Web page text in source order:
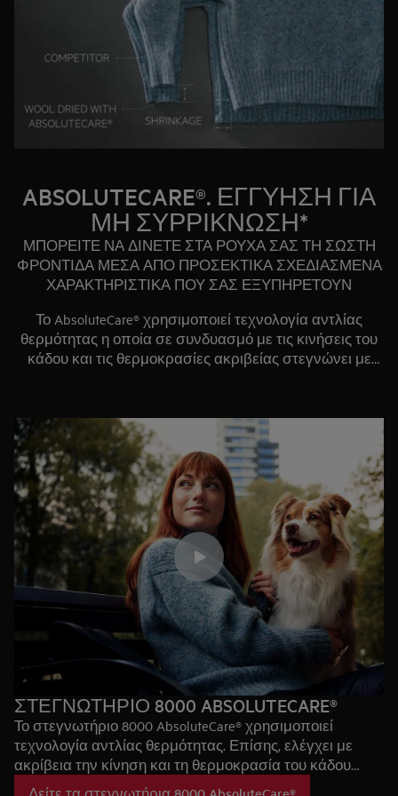
Testmaterialien AG το 2021 (Αρ. αναφοράς δοκιμής
ABSOLUTECARE®. ΕΓΓΥΗΣΗ ΓΙΑ
ΜΗ ΣΥΡΡΙΚΝΩΣΗ*
ΜΠΟΡΕΙΤΕ ΝΑ ΔΙΝΕΤΕ ΣΤΑ ΡΟΥΧΑ ΣΑΣ ΤΗ ΣΩΣΤΗ
ΦΡΟΝΤΙΔΑ ΜΕΣΑ ΑΠΟ ΠΡΟΣΕΚΤΙΚΑ ΣΧΕΔΙΑΣΜΕΝΑ
ΧΑΡΑΚΤΗΡΙΣΤΙΚΑ ΠΟΥ ΣΑΣ ΕΞΥΠΗΡΕΤΟΥΝ
Το AbsoluteCare® χρησιμοποιεί τεχνολογία αντλίας
θερμότητας η οποία σε συνδυασμό με τις κινήσεις του
κάδου και τις θερμοκρασίες ακριβείας στεγνώνει με
μάλλινα και τα μεταξωτά δεν χάνουν το σχήμα τους.
Αποκαθιστά την αδιαβροχότητα στα ρούχα outdoor και
φέρει την πιστοποίηση Woolmark Blue.
ΣΤΕΓΝΩΤΗΡΙΟ 8000 ABSOLUTECARE®
Το στεγνωτήριο 8000 AbsoluteCare® χρησιμοποιεί
τεχνολογία αντλίας θερμότητας. Επίσης, ελέγχει με
ακρίβεια την κίνηση και τη θερμοκρασία του κάδου
στεγνώματος, διασφαλίζοντας ότι τα μάλλινα δεν θα